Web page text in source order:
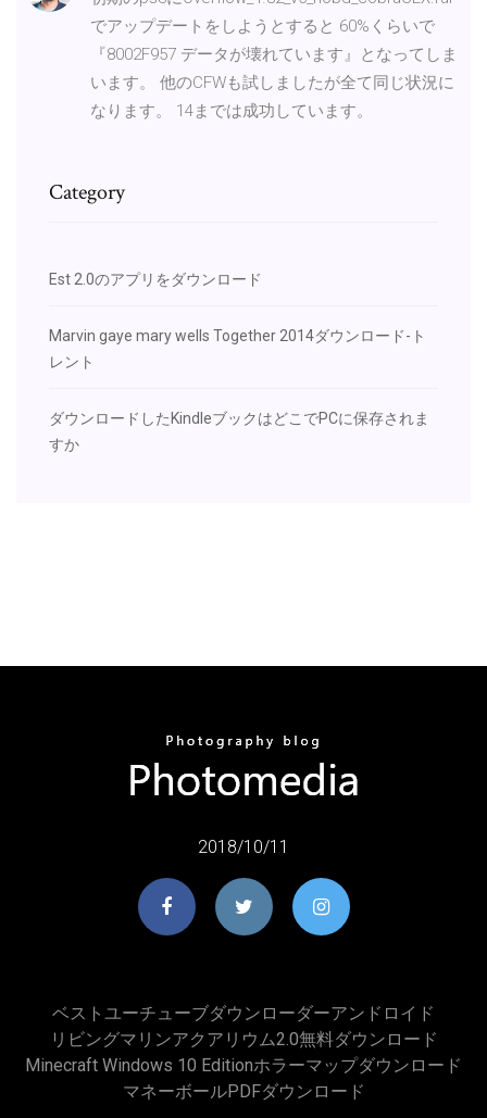
でアップデートをしようとすると 60%くらいで
『8002F957 データが壊れています』となってしま
います。 他のCFWも試しましたが全て同じ状況に
なります。 14までは成功しています。
Category
Est 2.0のアプリをダウンロード
Marvin gaye mary wells Together 2014ダウンロード-ト
レント
ダウンロードしたKindleブックはどこでPCに保存されま
すか
2018/10/11
ベストユーチューブダウンローダーアンドロイド
リビングマリンアクアリウム2.0無料ダウンロード
Minecraft Windows 10 Editionホラーマップダウンロード
マネーボールPDFダウンロード